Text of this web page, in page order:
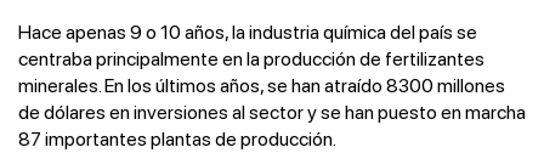
Hace apenas 9 o 10 años, la industria química del país se
centraba principalmente en la producción de fertilizantes
minerales. En los últimos años, se han atraído 8300 millones
de dólares en inversiones al sector y se han puesto en marcha
87 importantes plantas de producción.